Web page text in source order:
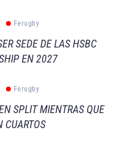
Ferugby
SEDE DE LAS HSBC
EN 2027
Ferugby
SPLIT MIENTRAS QUE
CUARTOS